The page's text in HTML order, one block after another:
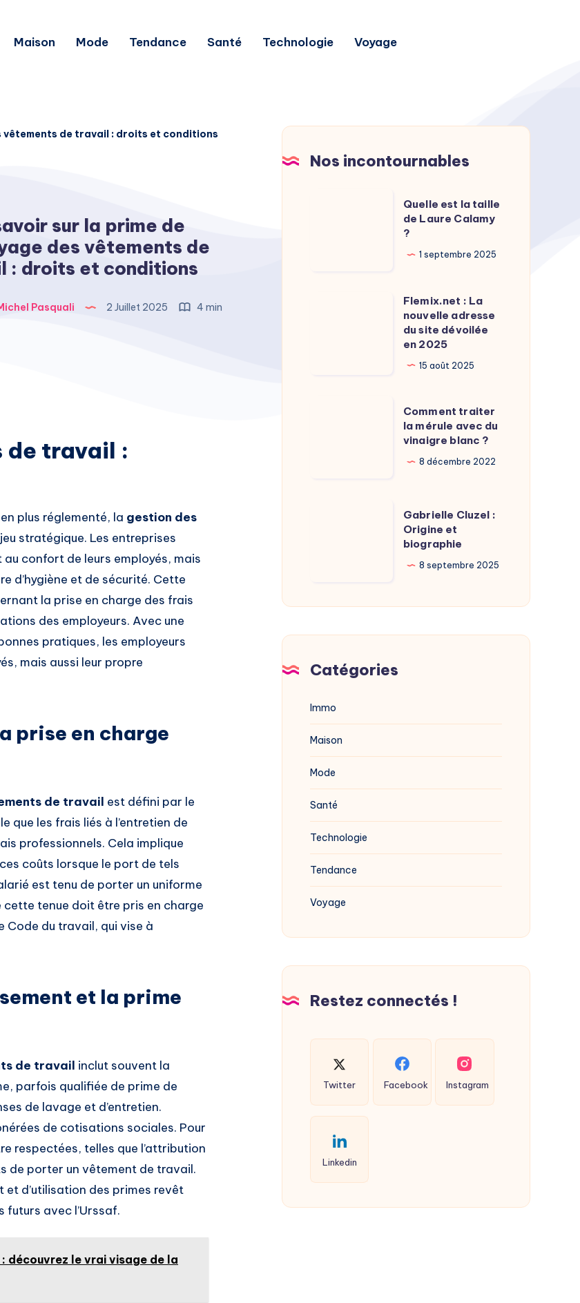
Maison Mode Tendance Santé Technologie Voyage
de travail : droits et conditions
sur la prime de
des vêtements de
: droits et conditions
Pasquali 2 Juillet 2025 4 min
de travail :
plus réglementé, la gestion des
stratégique. Les entreprises
confort de leurs employés, mais
d’hygiène et de sécurité. Cette
la prise en charge des frais
des employeurs. Avec une
pratiques, les employeurs
mais aussi leur propre
prise en charge
de travail est défini par le
que les frais liés à l’entretien de
professionnels. Cela implique
coûts lorsque le port de tels
est tenu de porter un uniforme
cette tenue doit être pris en charge
Code du travail, qui vise à
et la prime
de travail inclut souvent la
parfois qualifiée de prime de
de lavage et d’entretien.
de cotisations sociales. Pour
respectées, telles que l’attribution
de porter un vêtement de travail.
et d’utilisation des primes revêt
avec l’Urssaf.
découvrez le vrai visage de la
Nos incontournables
Quelle est la taille
de Laure Calamy
?
1 septembre 2025
Flemix.net : La
nouvelle adresse
du site dévoilée
en 2025
15 août 2025
Comment traiter
la mérule avec du
vinaigre blanc ?
8 décembre 2022
biographie
Gabrielle Cluzel :
Origine et
biographie
8 septembre 2025
Catégories
Immo
Maison
Mode
Santé
Technologie
Tendance
Voyage
Restez connectés !
Twitter Facebook Instagram
Linkedin